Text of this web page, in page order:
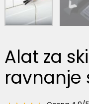
Alat za
ravnanje